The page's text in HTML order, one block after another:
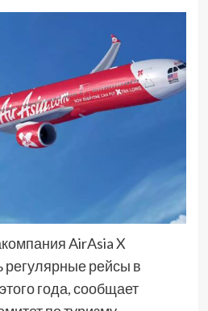
AirAsia X
регулярные рейсы в
года, сообщает